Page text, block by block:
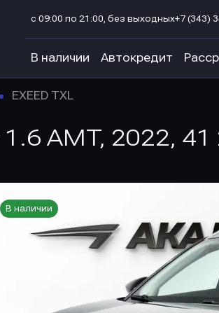
с 09:00 по 21:00, без выходных+7 (343)
В наличии Автокредит
EXEED TXL
1.6 AMT, 2022,
В наличии